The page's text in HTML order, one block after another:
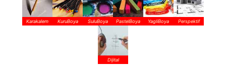
Karakalem KuruBoya SuluBoya PastelBoya YagliBoya Perspektif
Dijital